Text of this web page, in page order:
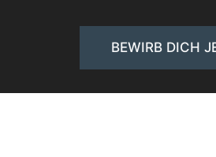
BEWIRB DICH